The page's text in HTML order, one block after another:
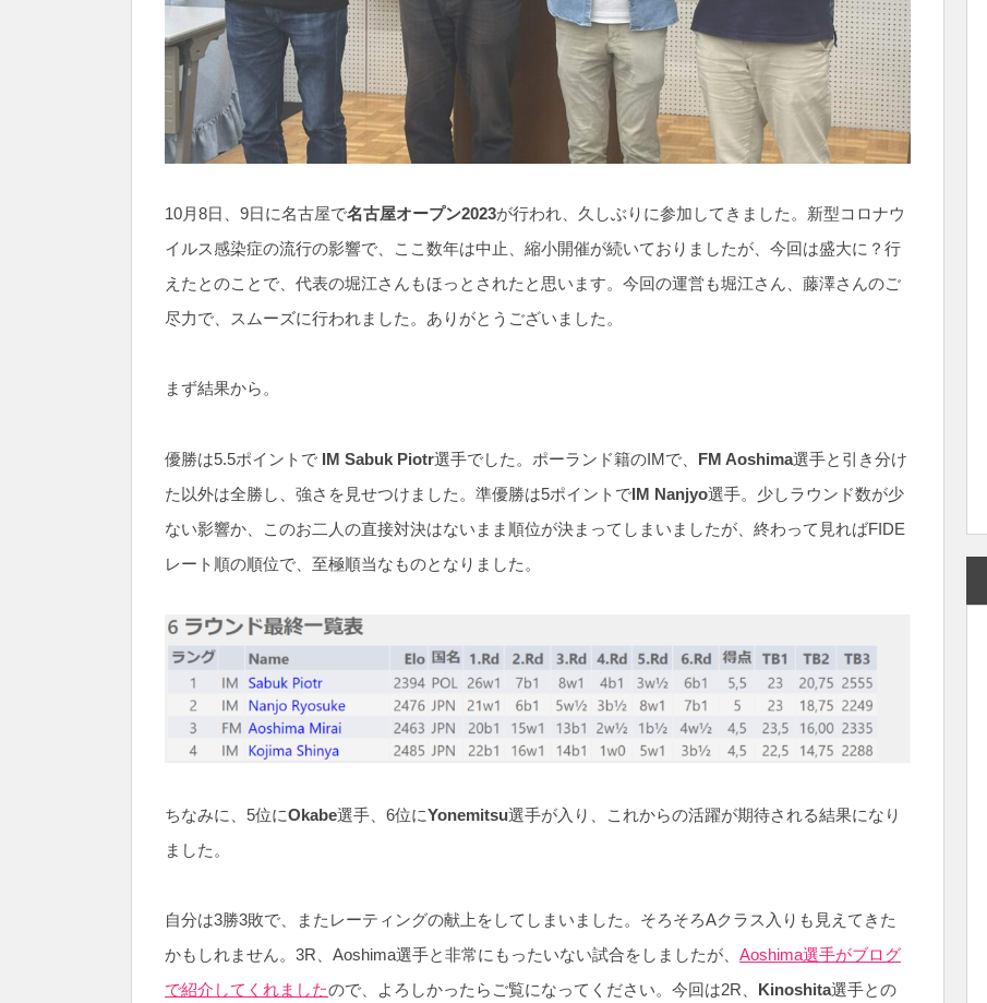
10月8日、9日に名古屋で名古屋オープン2023が行われ、久しぶりに参加してきました。新型コロナウ
イルス感染症の流行の影響で、ここ数年は中止、縮小開催が続いておりましたが、今回は盛大に？行
えたとのことで、代表の堀江さんもほっとされたと思います。今回の運営も堀江さん、藤澤さんのご
尽力で、スムーズに行われました。ありがとうございました。
まず結果から。
優勝は5.5ポイントで IM Sabuk Piotr選手でした。ポーランド籍のIMで、 FM Aoshima選手と引き分け
た以外は全勝し、強さを見せつけました。準優勝は5ポイントでIM Nanjyo選手。少しラウンド数が少
ない影響か、このお二人の直接対決はないまま順位が決まってしまいましたが、終わって見ればFIDE
レート順の順位で、至極順当なものとなりました。
ちなみに、5位にOkabe選手、6位にYonemitsu選手が入り、これからの活躍が期待される結果になり
ました。
自分は3勝3敗で、またレーティングの献上をしてしまいました。そろそろAクラス入りも見えてきた
かもしれません。3R、Aoshima選手と非常にもったいない試合をしましたが、 Aoshima選手がブログ
で紹介してくれましたので、よろしかったらご覧になってください。今回は2R、 Kinoshita選手との